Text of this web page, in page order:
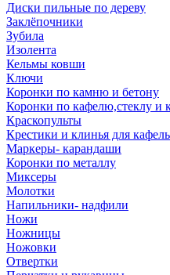
Диски пильные по дереву
Заклёпочники
Зубила
Изолента
Кельмы ковши
Ключи
Коронки по камню и бетону
Коронки по кафелю,стеклу и
Краскопульты
Крестики и клинья для
Маркеры- карандаши
Коронки по металлу
Миксеры
Молотки
Напильники- надфили
Ножи
Ножницы
Ножовки
Отвертки